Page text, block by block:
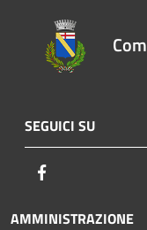
SEGUICI SU
AMMINISTRAZIONE